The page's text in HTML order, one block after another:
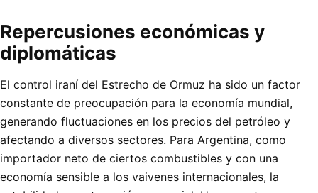
Repercusiones económicas y
diplomáticas
El control iraní del Estrecho de Ormuz ha sido un factor
constante de preocupación para la economía mundial,
generando fluctuaciones en los precios del petróleo y
afectando a diversos sectores. Para Argentina, como
importador neto de ciertos combustibles y con una
economía sensible a los vaivenes internacionales, la